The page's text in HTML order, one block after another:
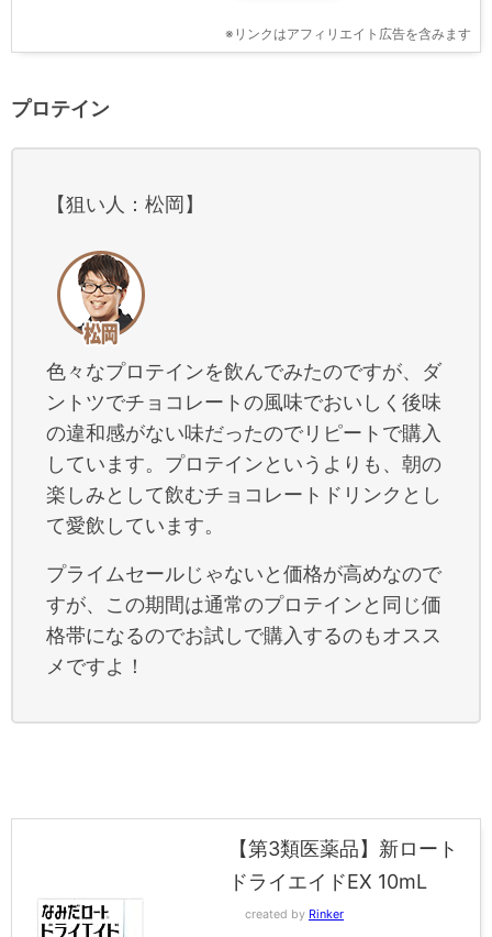
※リンクはアフィリエイト広告を含みます
プロテイン
【狙い人：松岡】
色々なプロテインを飲んでみたのですが、ダ
ントツでチョコレートの風味でおいしく後味
の違和感がない味だったのでリピートで購入
しています。プロテインというよりも、朝の
楽しみとして飲むチョコレートドリンクとし
て愛飲しています。
プライムセールじゃないと価格が高めなので
すが、この期間は通常のプロテインと同じ価
格帯になるのでお試しで購入するのもオスス
メですよ！
【第3類医薬品】新ロート
ドライエイドEX 10mL
created by Rinker